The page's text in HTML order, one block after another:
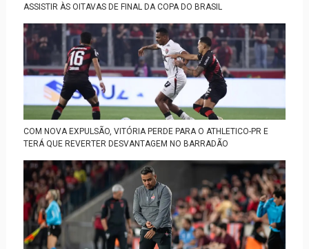
ASSISTIR ÀS OITAVAS DE FINAL DA COPA DO BRASIL
COM NOVA EXPULSÃO, VITÓRIA PERDE PARA O ATHLETICO-PR E
TERÁ QUE REVERTER DESVANTAGEM NO BARRADÃO